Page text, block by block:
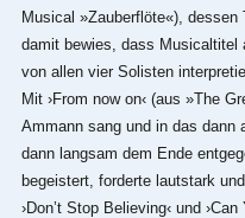
Musical »Zauberflöte«),
damit bewies, dass Musicaltitel
von allen vier Solisten
Mit ›From now on‹ (aus »The
Ammann sang und in das dann
dann langsam dem Ende
begeistert, forderte lautstark
›Don’t Stop Believing‹ und